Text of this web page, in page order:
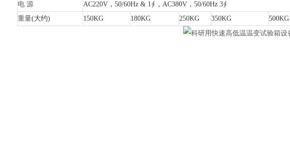
电 源
AC220V，50/60Hz & 1∮，AC380V，50/60Hz 3∮
重量(大约) 150KG 180KG 250KG 350KG 500KG